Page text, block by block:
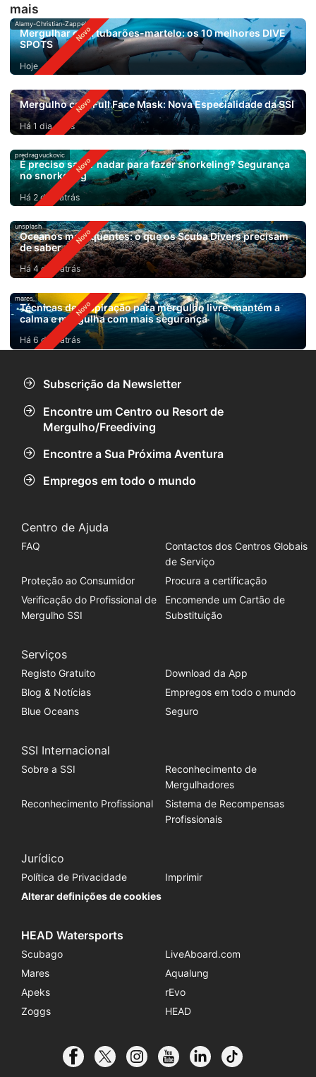
mais
Alamy-Christian-Zappel
Mergulhar com tubarões-martelo: os 10 melhores DIVE
SPOTS
Hoje
Mergulho com Full Face Mask: Nova Especialidade da SSI
Há 1 dia atrás
predragvuckovic
É preciso saber nadar para fazer snorkeling? Segurança
no snorkeling
Há 2 dias atrás
unsplash
Oceanos mais quentes: o que os Scuba Divers precisam
de saber
Há 4 dias atrás
mares
Técnicas de respiração para mergulho livre: mantém a
calma e mergulha com mais segurança
Há 6 dias atrás
Subscrição da Newsletter
Encontre um Centro ou Resort de
Mergulho/Freediving
Encontre a Sua Próxima Aventura
Empregos em todo o mundo
Centro de Ajuda
FAQ
Contactos dos Centros Globais
de Serviço
Proteção ao Consumidor
Procura a certificação
Verificação do Profissional de
Mergulho SSI
Encomende um Cartão de
Substituição
Serviços
Registo Gratuito
Download da App
Blog & Notícias
Empregos em todo o mundo
Blue Oceans
Seguro
SSI Internacional
Sobre a SSI
Reconhecimento de
Mergulhadores
Reconhecimento Profissional
Sistema de Recompensas
Profissionais
Jurídico
Política de Privacidade
Imprimir
Alterar definições de cookies
HEAD Watersports
Scubago
LiveAboard.com
Mares
Aqualung
Apeks
rEvo
Zoggs
HEAD